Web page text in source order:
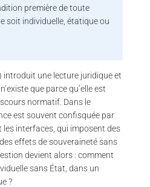
première de toute
soit individuelle, étatique ou
introduit une lecture juridique et
que parce qu’elle est
normatif. Dans le
est souvent confisquée par
les interfaces, qui imposent des
effets de souveraineté sans
devient alors : comment
sans État, dans un
?